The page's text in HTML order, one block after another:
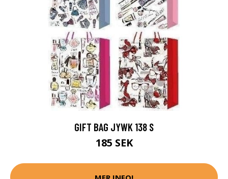
GIFT BAG JYWK 138 S
185 SEK